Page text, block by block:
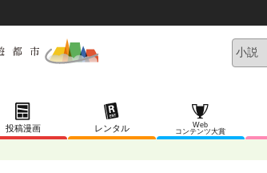
投稿漫画 レンタル
Web
コンテンツ大賞